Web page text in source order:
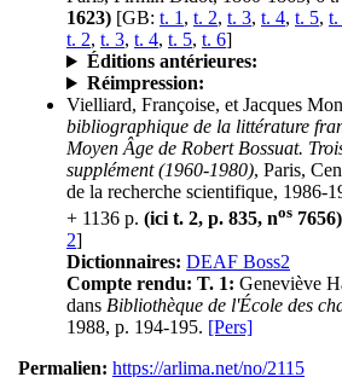
1623) [GB: t. 1 , t. 2, t. 3, t. 4, t. 5, t.
t. 2, t. 3, t. 4, t. 5, t. 6]
Éditions antérieures:
Réimpression:
Vielliard, Françoise, et Jacques
bibliographique de la littérature
Moyen Âge de Robert Bossuat.
supplément (1960-1980), Paris,
de la recherche scientifique, 1986-
+ 1136 p. (ici t. 2, p. 835, nos 7656)
2]
Dictionnaires: DEAF Boss2
Compte rendu: T. 1: Geneviève
dans Bibliothèque de l'École des
1988, p. 194-195. [Pers]
Permalien: https://arlima.net/no/2115